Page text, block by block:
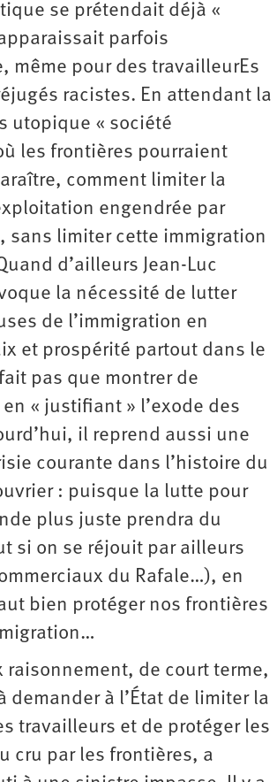
se prétendait déjà «
parfois
même pour des travailleurEs
racistes. En attendant la
utopique « société
les frontières pourraient
comment limiter la
engendrée par
sans limiter cette immigration
d’ailleurs Jean-Luc
la nécessité de lutter
de l’immigration en
et prospérité partout dans le
pas que montrer de
« justifiant » l’exode des
il reprend aussi une
courante dans l’histoire du
: puisque la lutte pour
plus juste prendra du
si on se réjouit par ailleurs
du Rafale…), en
bien protéger nos frontières
raisonnement, de court terme,
demander à l’État de limiter la
travailleurs et de protéger les
cru par les frontières, a